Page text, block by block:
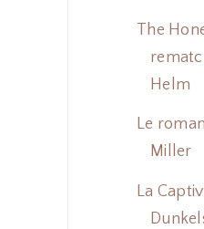
The
Helm
Le
Miller
La